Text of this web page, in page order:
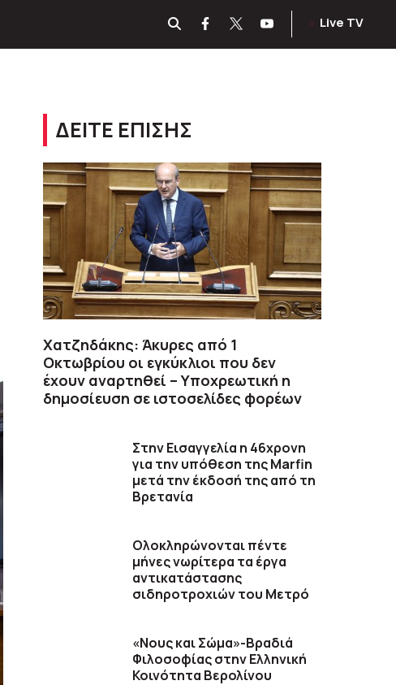
Live TV
ΔΕΙΤΕ ΕΠΙΣΗΣ
Χατζηδάκης: Άκυρες από 1
Οκτωβρίου οι εγκύκλιοι που δεν
έχουν αναρτηθεί – Υποχρεωτική η
δημοσίευση σε ιστοσελίδες φορέων
Στην Εισαγγελία η 46χρονη
για την υπόθεση της Marfin
μετά την έκδοσή της από τη
Βρετανία
Ολοκληρώνονται πέντε
μήνες νωρίτερα τα έργα
αντικατάστασης
σιδηροτροχιών του Mετρό
«Νους και Σώμα»-Βραδιά
Φιλοσοφίας στην Ελληνική
Κοινότητα Βερολίνου